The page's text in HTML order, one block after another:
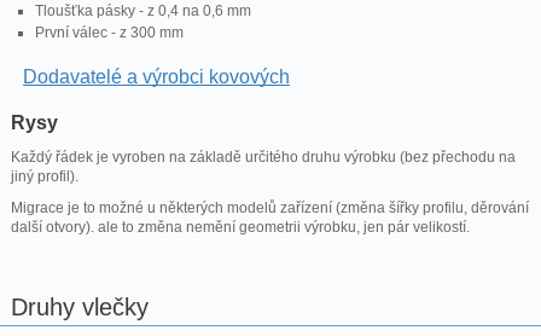
Tloušťka pásky - z 0,4 na 0,6 mm
První válec - z 300 mm
Dodavatelé a výrobci kovových
Rysy
Každý řádek je vyroben na základě určitého druhu výrobku (bez přechodu na
jiný profil).
Migrace je to možné u některých modelů zařízení (změna šířky profilu, děrování
další otvory). ale to změna nemění geometrii výrobku, jen pár velikostí.
Druhy vlečky